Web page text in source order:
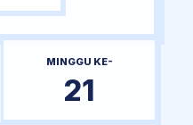
MINGGU KE-
21